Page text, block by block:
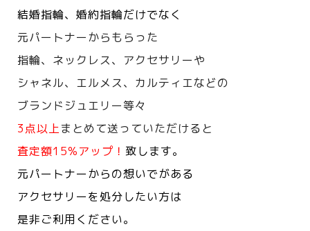
結婚指輪、婚約指輪だけでなく
元パートナーからもらった
指輪、ネックレス、アクセサリーや
シャネル、エルメス、カルティエなどの
ブランドジュエリー等々
3点以上まとめて送っていただけると
査定額15%アップ！ 致します。
元パートナーからの想いでがある
アクセサリーを処分したい方は
是非ご利用ください。